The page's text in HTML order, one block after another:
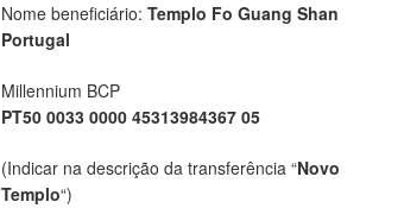
Nome beneficiário: Templo Fo Guang Shan
Portugal
Millennium BCP
PT50 0033 0000 45313984367 05
(Indicar na descrição da transferência “Novo
Templo“)